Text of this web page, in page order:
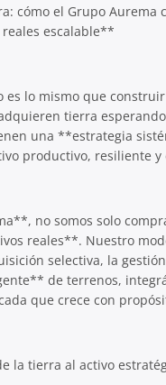
cómo el Grupo Aurema
escalable**
es lo mismo que
tierra
una **estrategia
productivo, resiliente y
no somos solo
reales**. Nuestro
selectiva, la
de terrenos,
que crece con
la tierra al activo